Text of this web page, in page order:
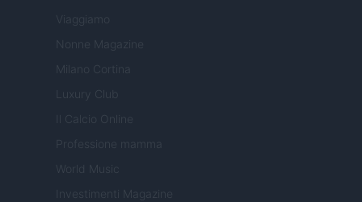
Viaggiamo
Nonne Magazine
Milano Cortina
Luxury Club
Il Calcio Online
Professione mamma
World Music
Investimenti Magazine